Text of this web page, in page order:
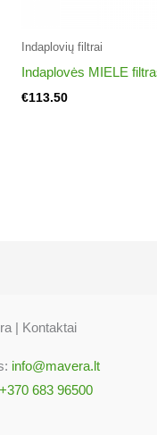
33
37
22
Indaplovių filtrai​
Indaplovės MIELE
€113.50
| Kontaktai
info@mavera.lt
+370 683 96500